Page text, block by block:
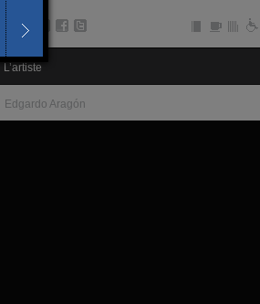
L’artiste
Edgardo Aragón